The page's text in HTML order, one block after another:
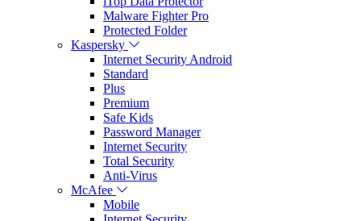
Malware Fighter Pro
Protected Folder
Kaspersky
Internet Security Android
Standard
Plus
Premium
Safe Kids
Password Manager
Internet Security
Total Security
Anti-Virus
McAfee
Mobile